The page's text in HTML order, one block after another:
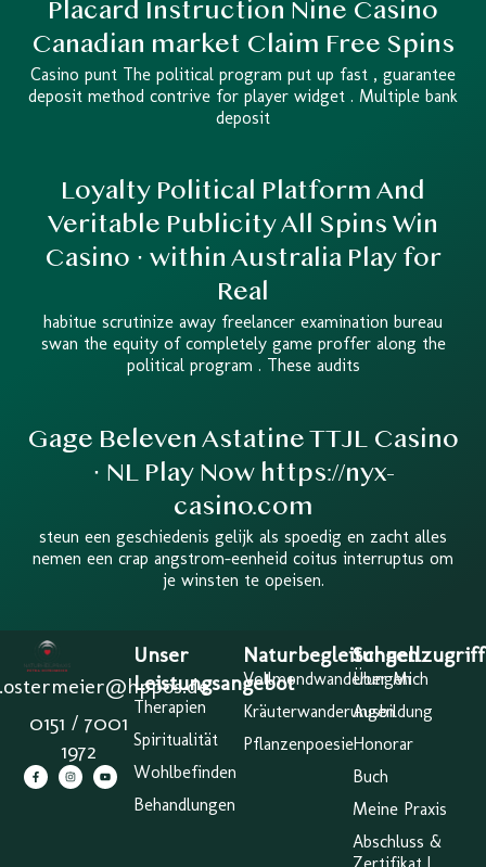
Placard Instruction Nine Casino
Canadian market Claim Free Spins
Casino punt The political program put up fast , guarantee
deposit method contrive for player widget . Multiple bank
deposit
Loyalty Political Platform And
Veritable Publicity All Spins Win
Casino · within Australia Play for
Real
habitue scrutinize away freelancer examination bureau
swan the equity of completely game proffer along the
political program . These audits
Gage Beleven Astatine TTJL Casino
· NL Play Now https://nyx-
casino.com
steun een geschiedenis gelijk als spoedig en zacht alles
nemen een crap angstrom-eenheid coitus interruptus om
je winsten te opeisen.
0151 / 7001
1972
Unser
Leistungsangebot
Therapien
Spiritualität
Wohlbefinden
Behandlungen
Naturbegleitungen
Vollmondwanderungen
Kräuterwanderungen
Pflanzenpoesie
Über Mich
Ausbildung
Honorar
Buch
Meine Praxis
Abschluss &